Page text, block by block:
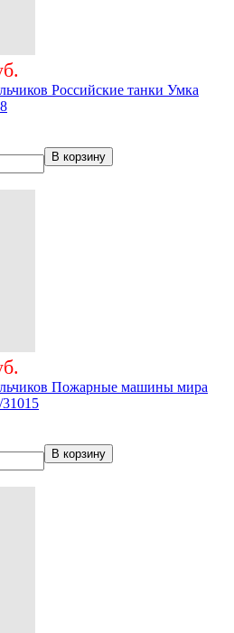
Российские танки Умка
В корзину
Пожарные машины мира
В корзину